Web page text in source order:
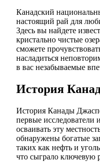
Канадский
настоящий рай для
Здесь вы найдете
кристально чистые
сможете
насладиться
в вас незабываемые
История
История Канады
первые исследователи
осваивать эту
обнаружены богатые
таких как нефть и
что сыграло ключевую